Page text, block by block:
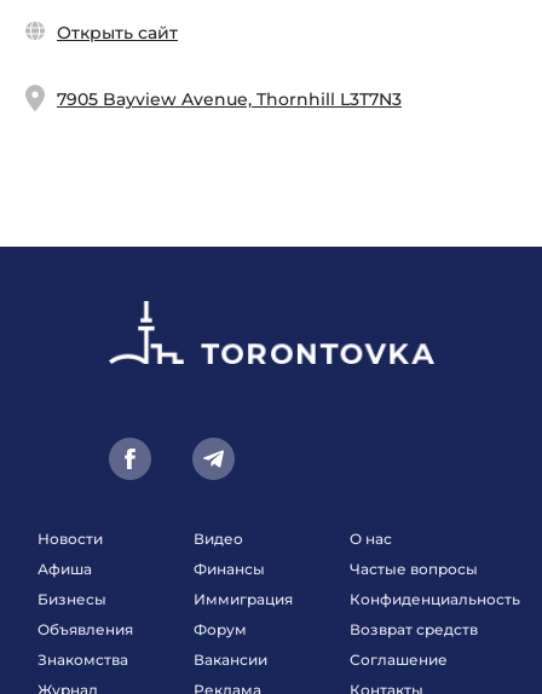
Открыть сайт
7905 Bayview Avenue, Thornhill L3T7N3
Новости
Афиша
Бизнесы
Объявления
Знакомства
Журнал
Видео
Финансы
Иммиграция
Форум
Вакансии
Реклама
О нас
Частые вопросы
Конфиденциальность
Возврат средств
Соглашение
Контакты